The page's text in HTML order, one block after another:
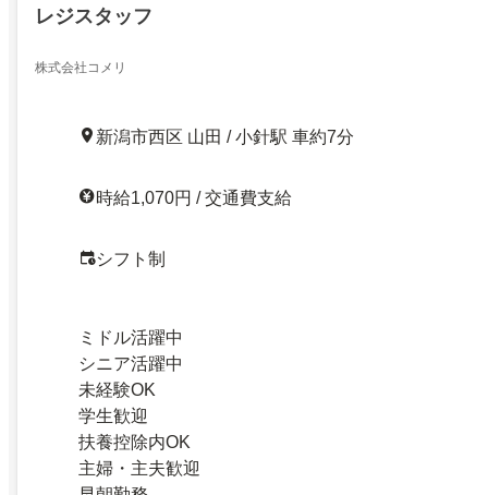
レジスタッフ
株式会社コメリ
新潟市西区 山田 / 小針駅 車約7分
時給1,070円 / 交通費支給
シフト制
ミドル活躍中
シニア活躍中
未経験OK
学生歓迎
扶養控除内OK
主婦・主夫歓迎